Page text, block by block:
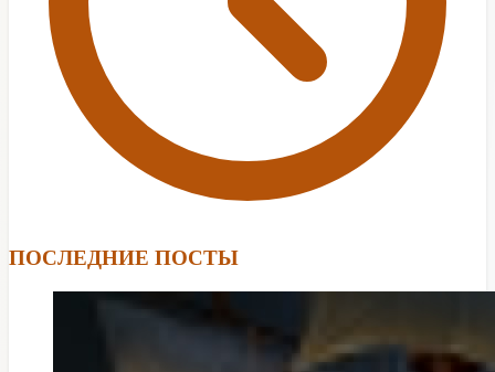
ПОСЛЕДНИЕ ПОСТЫ